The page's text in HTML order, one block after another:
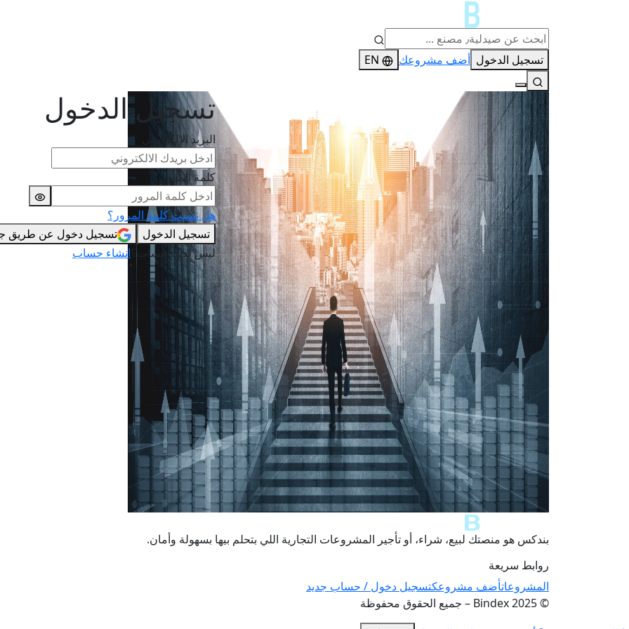
تسجيل الدخول أضف مشروعك EN
تسجيل الدخول
البريد الالكتروني
كلمة المرور
هل نسيت كلمة المرور؟
تسجيل الدخول
تسجيل دخول عن طريق
ليس لديك حساب؟ انشاء حساب
بندكس هو منصتك لبيع، شراء، أو تأجير المشروعات التجارية اللي بتحلم بيها بسهولة وأمان.
روابط سريعة
المشروعاتأضف مشروعكتسجيل دخول / حساب جديد
© 2025 Bindex – جميع الحقوق محفوظة